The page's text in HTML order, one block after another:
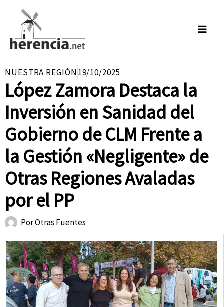
contenido
NUESTRA REGIÓN19/10/2025
López Zamora Destaca la
Inversión en Sanidad del
Gobierno de CLM Frente a
la Gestión «Negligente» de
Otras Regiones Avaladas
por el PP
PorOtras Fuentes